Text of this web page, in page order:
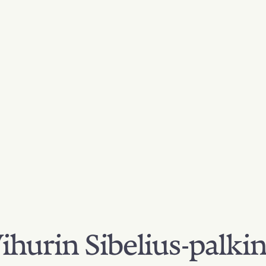
Sibelius-